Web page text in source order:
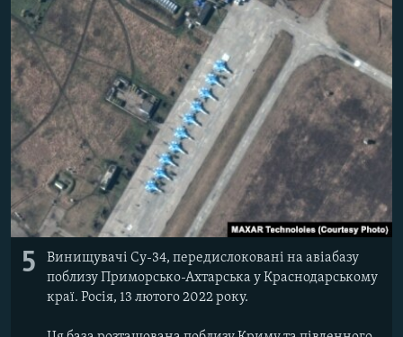
5
Винищувачі Су-34, передислоковані на авіабазу
поблизу Приморсько-Ахтарська у Краснодарському
краї. Росія, 13 лютого 2022 року.